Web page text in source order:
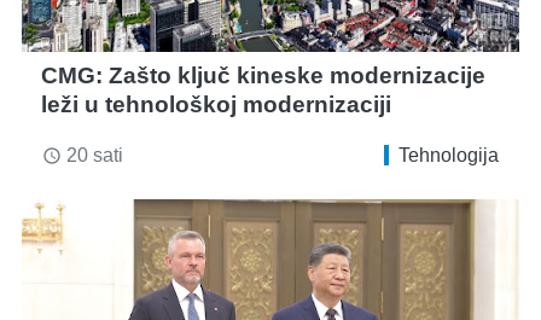
CMG: Zašto ključ kineske modernizacije
leži u tehnološkoj modernizaciji
access_time 20 sati Tehnologija